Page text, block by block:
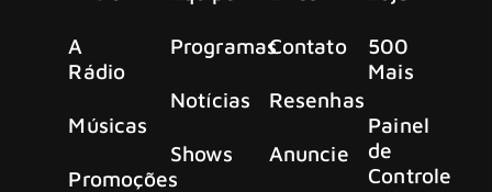
A
Rádio
Músicas
Promoções
Programas
Notícias
Shows
Contato
Resenhas
Anuncie
500
Mais
Painel
de
Controle